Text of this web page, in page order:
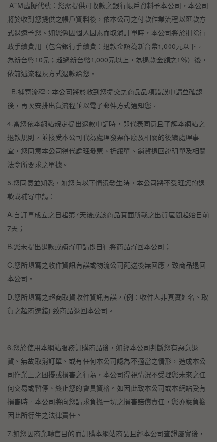
ATM虛擬代號：您需提供可收款之銀行帳戶資料予本公司，本公司
將於收到您提供之帳戶資料後，依本公司之付款作業流程以匯款方
式退還予您。如您係因個人因素而取消訂單時，本公司將於扣除行
政手續費用（包含銀行手續費：退款金額為新台幣1,000元以下，
為新台幣10元；超過新台幣1,000元以上，為退款金額之1％）後，
依前述流程及方式退款給您。
B.補寄流程：本公司將於收到您提交之商品品項錯誤申請並確認
後，再次安排出貨流程並以電子郵件方式通知您。
4.當您依本網站規定提出退款申請時，即代表同意且了解本網站之
退款規則，並接受本公司代為處理發票作廢及相關的後續處理事
宜，您同意本公司得代處理發票、折讓單、銷貨退回證明單及相關
法令所要求之單據。
5.您同意並知悉，如您有以下情況發生時，本公司將不受理您的退
款或補寄申請：
A.自訂單成立之日起第7天後或該商品頁面所載之出貨區間起始日前
7天；
B.您未提出退款或補寄申請即自行將商品寄回本公司；
C.您所填寫之收件資訊有誤或物流公司配送後無回應，致商品退回
本公司。
D.您所填寫之超商取貨收件資訊有誤，(例：收件人非真實姓名、取
貨之超商選錯) 致商品退回本公司。
6.您於使用本網站服務訂購商品後，如經本公司判斷您有惡意退
貨、無故取消訂單、或有任何本公司認為不適當之情形，造成本公
司作業上之困擾或損害之行為，本公司得視情況不受理您未來之任
何交易或暫停、終止您的會員資格。如因此致本公司或本網站受有
損害時，本公司將向您請求負擔一切之損害賠償責任，您亦應負擔
因此所衍生之法律責任。
7.如您因商業轉售目的而訂購本網站商品且經本公司查證屬實後，